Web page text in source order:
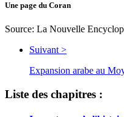
Une page du Coran
Source: La Nouvelle
Suivant >
Expansion arabe au
Liste des chapitres :